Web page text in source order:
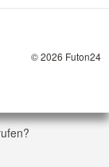
© 2026 Futon24